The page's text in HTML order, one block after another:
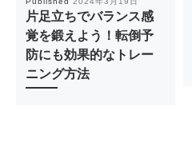
片足立ちでバランス感
覚を鍛えよう！転倒予
防にも効果的なトレー
ニング方法